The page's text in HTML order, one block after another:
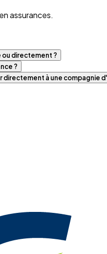
assurances.
ou directement ?
?
à une compagnie